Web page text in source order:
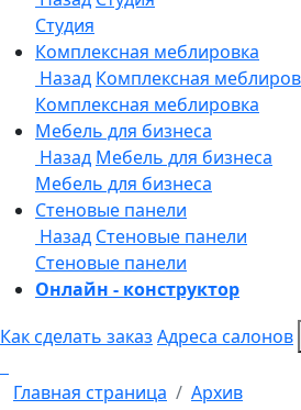
Онлайн - конструктор
Как сделать заказ Адреса салонов
Главная страница
Архив